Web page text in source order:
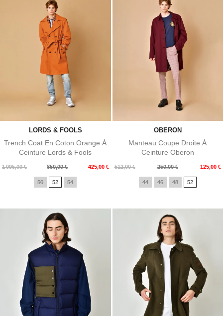
LORDS & FOOLS
Trench Coat En Coton Orange À
Ceinture Lords & Fools
1 095,00 €
Prix
850,00 € 425,00 €
Prix
50 52 54
OBERON
Manteau Coupe Droite À
Ceinture Oberon
512,00 €
Prix
250,00 € 125,00 €
Prix
44 46 48 52